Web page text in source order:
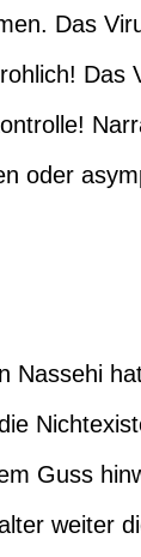
Das
Das
oder
Nassehi
Guss
weiter